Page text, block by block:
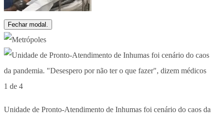
Fechar modal.
1 de 4
Unidade de Pronto-Atendimento de Inhumas foi cenário do caos da